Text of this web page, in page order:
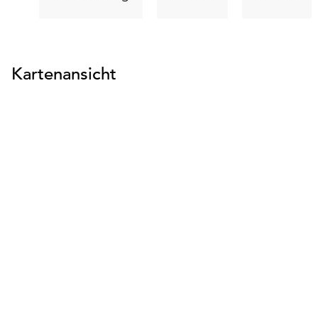
Kartenansicht